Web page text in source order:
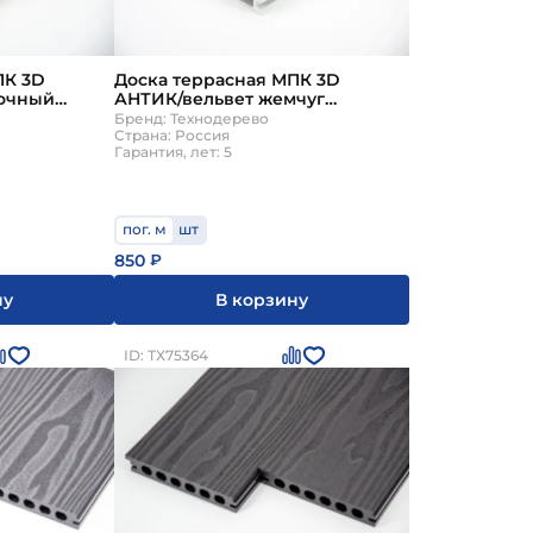
3D
Доска террасная МПК 3D
АНТИК/вельвет жемчуг
140х25х6000мм Технодерево
Бренд: Технодерево
Страна: Россия
Гарантия, лет: 5
пог. м шт
850 ₽
В корзину
ID: ТХ75364